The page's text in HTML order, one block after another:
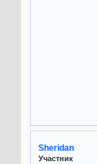
Sheridan
Участник